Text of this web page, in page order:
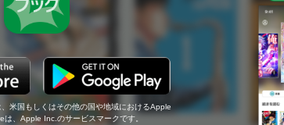
米国もしくはその他の国や地域におけるApple
、Apple Inc.のサービスマークです。